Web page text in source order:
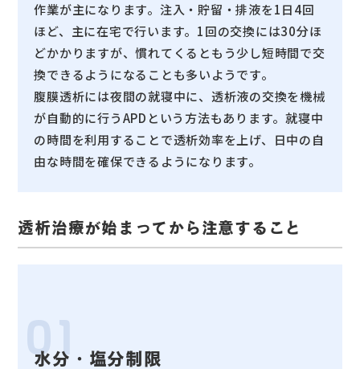
作業が主になります。注入・貯留・排液を1日4回
ほど、主に在宅で行います。1回の交換には30分ほ
どかかりますが、慣れてくるともう少し短時間で交
換できるようになることも多いようです。
腹膜透析には夜間の就寝中に、透析液の交換を機械
が自動的に行うAPDという方法もあります。就寝中
の時間を利用することで透析効率を上げ、日中の自
由な時間を確保できるようになります。
透析治療が始まってから注意すること
01
水分・塩分制限